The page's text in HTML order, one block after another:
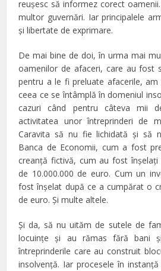
reuşesc să informez corect
multor guvernări. Iar principalele
şi libertate de exprimare.
De mai bine de doi, în urma mai
oamenilor de afaceri, care au fost
pentru a le fi preluate afacerile, am
ceea ce se întâmplă în domeniul
cazuri când pentru câteva mii
activitatea unor întreprinderi de
Caravita să nu fie lichidată şi să
Banca de Economii, cum a fost
creanţă fictivă, cum au fost înşelaţi
de 10.000.000 de euro. Cum un
fost înşelat după ce a cumpărat o
de euro. Şi multe altele.
Şi da, să nu uităm de sutele de
locuinţe şi au rămas fără bani
întreprinderile care au construit
insolvenţă. Iar procesele în